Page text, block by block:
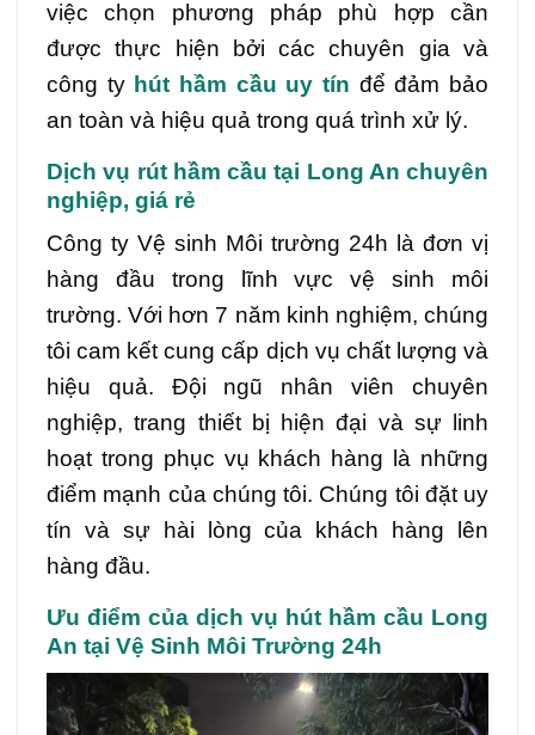
việc chọn phương pháp phù hợp cần
được thực hiện bởi các chuyên gia và
công ty hút hầm cầu uy tín để đảm bảo
an toàn và hiệu quả trong quá trình xử lý.
Dịch vụ rút hầm cầu tại Long An chuyên
nghiệp, giá rẻ
Công ty Vệ sinh Môi trường 24h là đơn vị
hàng đầu trong lĩnh vực vệ sinh môi
trường. Với hơn 7 năm kinh nghiệm, chúng
tôi cam kết cung cấp dịch vụ chất lượng và
hiệu quả. Đội ngũ nhân viên chuyên
nghiệp, trang thiết bị hiện đại và sự linh
hoạt trong phục vụ khách hàng là những
điểm mạnh của chúng tôi. Chúng tôi đặt uy
tín và sự hài lòng của khách hàng lên
hàng đầu.
Ưu điểm của dịch vụ hút hầm cầu Long
An tại Vệ Sinh Môi Trường 24h